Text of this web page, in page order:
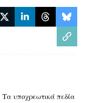
Τα υποχρεωτικά πεδία